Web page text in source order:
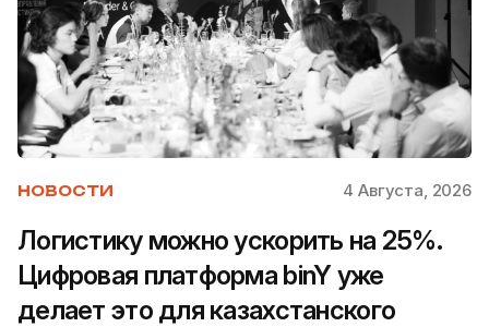
НОВОСТИ 4 Августа, 2026
Логистику можно ускорить на 25%.
Цифровая платформа binY уже
делает это для казахстанского